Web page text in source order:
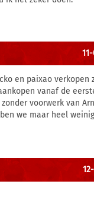
en paixao
vanaf de
voorwerk van
we maar heel